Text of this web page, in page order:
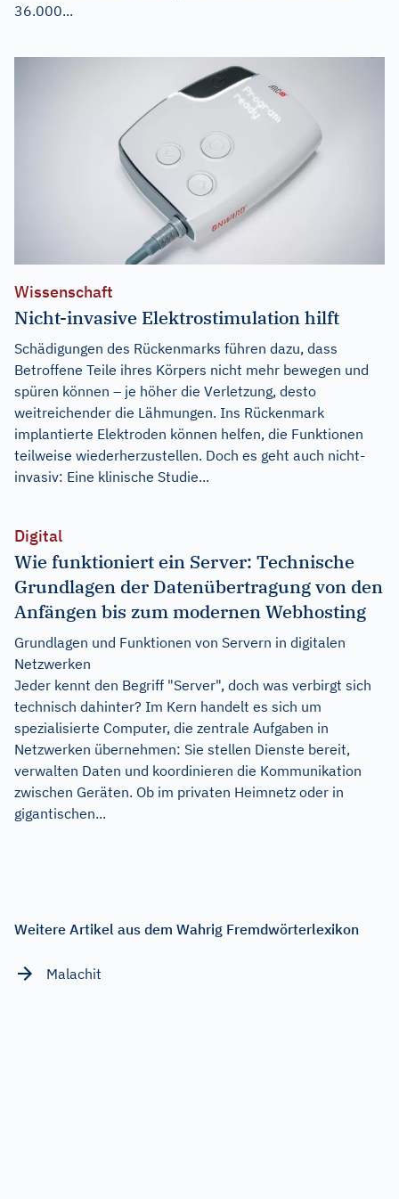
36.000...
Wissenschaft
Nicht-invasive Elektrostimulation hilft
Schädigungen des Rückenmarks führen dazu, dass
Betroffene Teile ihres Körpers nicht mehr bewegen und
spüren können – je höher die Verletzung, desto
weitreichender die Lähmungen. Ins Rückenmark
implantierte Elektroden können helfen, die Funktionen
teilweise wiederherzustellen. Doch es geht auch nicht-
invasiv: Eine klinische Studie...
Digital
Wie funktioniert ein Server: Technische
Grundlagen der Datenübertragung von den
Anfängen bis zum modernen Webhosting
Grundlagen und Funktionen von Servern in digitalen
Netzwerken
Jeder kennt den Begriff "Server", doch was verbirgt sich
technisch dahinter? Im Kern handelt es sich um
spezialisierte Computer, die zentrale Aufgaben in
Netzwerken übernehmen: Sie stellen Dienste bereit,
verwalten Daten und koordinieren die Kommunikation
zwischen Geräten. Ob im privaten Heimnetz oder in
gigantischen...
Weitere Artikel aus dem Wahrig Fremdwörterlexikon
Malachit